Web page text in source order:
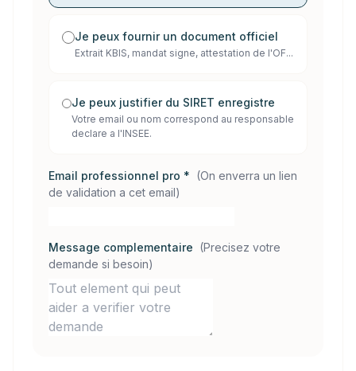
Je peux fournir un document officiel
Extrait KBIS, mandat signe, attestation de l'OF...
Je peux justifier du SIRET enregistre
Votre email ou nom correspond au responsable
declare a l'INSEE.
Email professionnel pro * (On enverra un lien
de validation a cet email)
Message complementaire (Precisez votre
demande si besoin)